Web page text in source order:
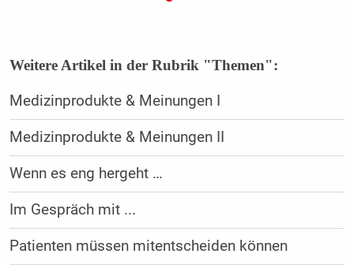
Weitere Artikel in der Rubrik "Themen":
Medizinprodukte & Meinungen I
Medizinprodukte & Meinungen II
Wenn es eng hergeht …
Im Gespräch mit ...
Patienten müssen mitentscheiden können